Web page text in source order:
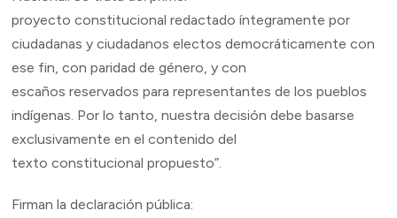
proyecto constitucional redactado íntegramente por
ciudadanas y ciudadanos electos democráticamente con
ese fin, con paridad de género, y con
escaños reservados para representantes de los pueblos
indígenas. Por lo tanto, nuestra decisión debe basarse
exclusivamente en el contenido del
texto constitucional propuesto”.
Firman la declaración pública: